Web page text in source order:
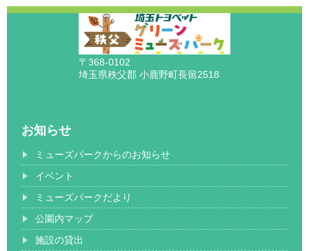
〒368-0102
埼玉県秩父郡 小鹿野町長留2518
お知らせ
ミューズパークからのお知らせ
イベント
ミューズパークだより
公園内マップ
施設の貸出